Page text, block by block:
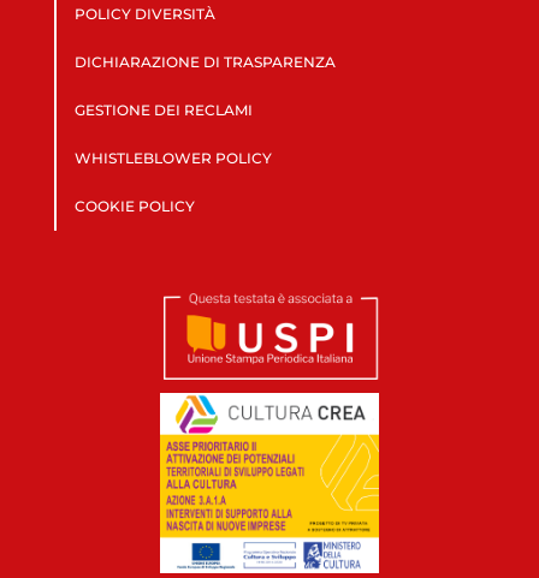
POLICY DIVERSITÀ
DICHIARAZIONE DI TRASPARENZA
GESTIONE DEI RECLAMI
WHISTLEBLOWER POLICY
COOKIE POLICY